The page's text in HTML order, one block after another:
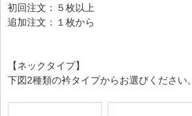
初回注文：５枚以上
追加注文：１枚から
【ネックタイプ】
下図2種類の衿タイプからお選びください。